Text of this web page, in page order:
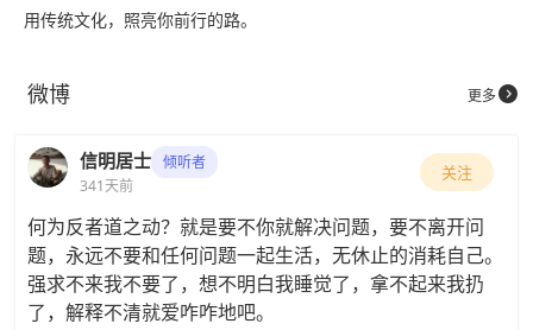
用传统文化，照亮你前行的路。
微博 更多
信明居士
倾听者
341天前
关注
何为反者道之动？就是要不你就解决问题，要不离开问
题，永远不要和任何问题一起生活，无休止的消耗自己。
强求不来我不要了，想不明白我睡觉了，拿不起来我扔
了，解释不清就爱咋咋地吧。